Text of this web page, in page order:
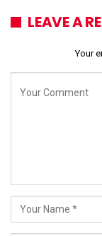
LEAVE A
Your